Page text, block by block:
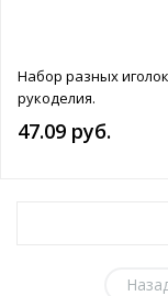
Набор разных
рукоделия.
47.09 руб.